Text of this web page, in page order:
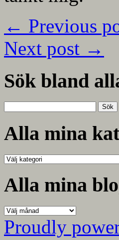
← Previous
Next post →
Sök bland
efter:
Alla mina
Alla
kategorier
Alla mina
Alla
mina
bloggmånader
Proudly